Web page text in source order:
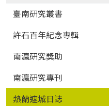
臺南研究叢書
許石百年紀念專輯
南瀛研究獎助
南瀛研究專刊
熱蘭遮城日誌